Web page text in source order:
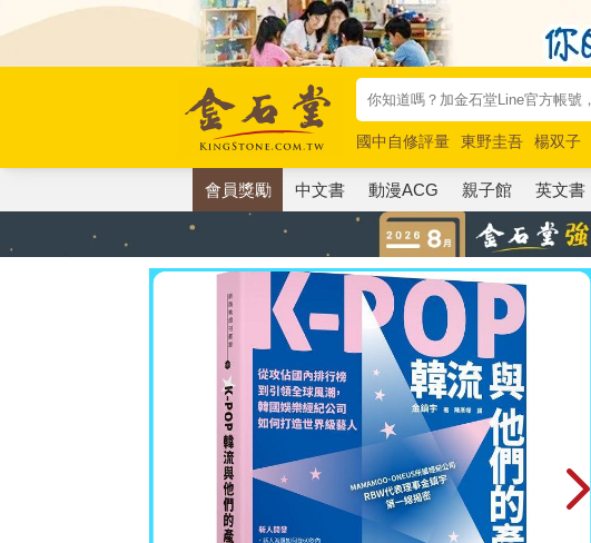
國中自修評量 東野圭吾 楊双子
唯紅花綻放
奧德賽 路邊攤新作
會員獎勵 中文書 動漫ACG 親子館 英文書